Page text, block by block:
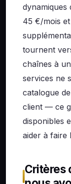
dynamiques
45 €/mois
tournent
chaînes à
services ne
catalogue
client — ce
disponibles
aider à faire
Critères